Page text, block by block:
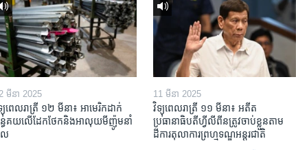
មីនា 2025
យុពេលរាត្រី ១២ មីនា៖ អាមេរិក​ដាក់​
ធគយ​លើ​ដែកថែក​និង​អាលុយ​មីញ៉ូម​នាំ
11 មីនា 2025
វិទ្យុពេលរាត្រី ១១ មីនា៖ អតីត​
ប្រធានាធិបតីហ្វីលីពីន​ត្រូវ​ចាប់ខ្លួនតាម
ដីការ​តុលាការ​ព្រហ្មទណ្ឌ​អន្តរជាតិ